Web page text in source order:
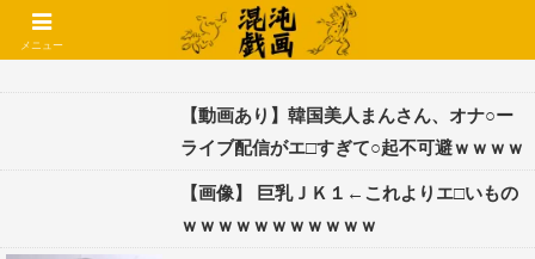
コメントでコテハン使えるようになりました🌱
【動画あり】韓国美人まんさん、オナ○ー
ライブ配信がエ□すぎて○起不可避ｗｗｗｗ
【画像】 巨乳ＪＫ１←これよりエ□いもの
ｗｗｗｗｗｗｗｗｗｗｗ
メニュー